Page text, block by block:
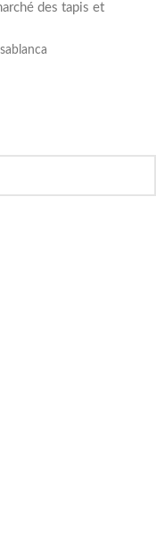
des tapis et